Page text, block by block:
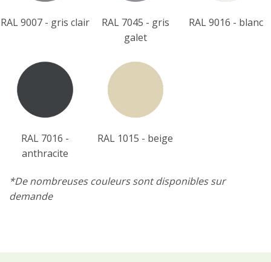
RAL 9007 - gris clair
RAL 7045 - gris
galet
RAL 9016 - blanc
RAL 7016 -
anthracite
RAL 1015 - beige
*De nombreuses couleurs sont disponibles sur
demande